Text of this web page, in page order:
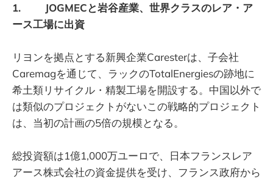
1. JOGMECと岩谷産業、世界クラスのレア・ア
ース工場に出資
リヨンを拠点とする新興企業Caresterは、子会社
Caremagを通じて、ラックのTotalEnergiesの跡地に
希土類リサイクル・精製工場を開設する。中国以外で
は類似のプロジェクトがないこの戦略的プロジェクト
は、当初の計画の5倍の規模となる。
総投資額は1億1,000万ユーロで、日本フランスレア
アース株式会社の資金提供を受け、フランス政府から